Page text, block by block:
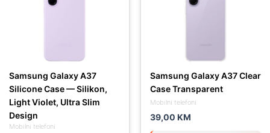
Mobilni telefoni
Samsung Galaxy A37
Silicone Case — Silikon,
Light Violet, Ultra Slim
Design
59,00 KM.
49,00 KM.
Mobilni telefoni
Samsung Galaxy A37 Clear
Case Transparent
39,00 KM